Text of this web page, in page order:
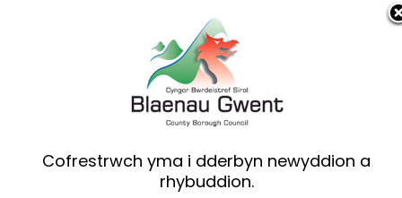
Cymraeg English
Newyddion
Cofrestrwch yma i dderbyn newyddion a
rhybuddion.